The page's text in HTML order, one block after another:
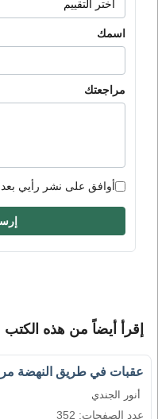
اسمك
مراجعتك
أوافق على نشر رأيي بعد
إقرأ أيضاً من هذه الكتب
عقبات في طريق النهضة
أنور الجندي
عدد الصفحات: 352